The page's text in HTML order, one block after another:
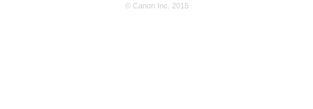
© Canon Inc. 2015